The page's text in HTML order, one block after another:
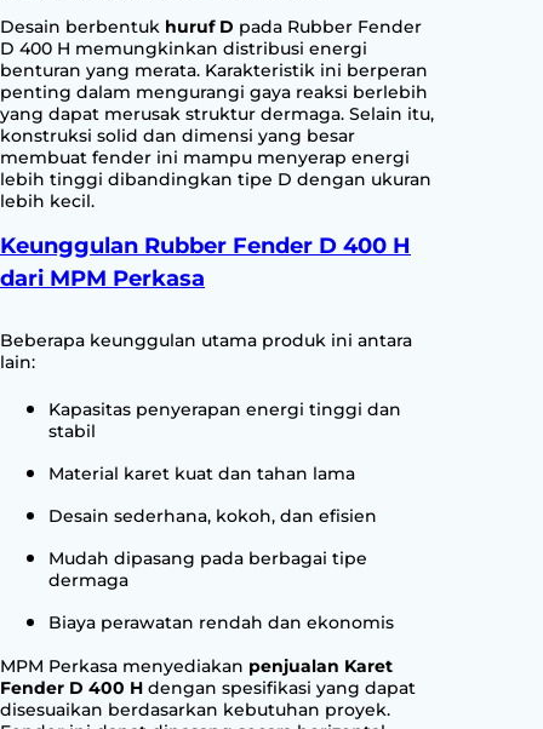
Desain berbentuk huruf D pada Rubber Fender
D 400 H memungkinkan distribusi energi
benturan yang merata. Karakteristik ini berperan
penting dalam mengurangi gaya reaksi berlebih
yang dapat merusak struktur dermaga. Selain itu,
konstruksi solid dan dimensi yang besar
membuat fender ini mampu menyerap energi
lebih tinggi dibandingkan tipe D dengan ukuran
lebih kecil.
Keunggulan Rubber Fender D 400 H
dari MPM Perkasa
Beberapa keunggulan utama produk ini antara
lain:
Kapasitas penyerapan energi tinggi dan
stabil
Material karet kuat dan tahan lama
Desain sederhana, kokoh, dan efisien
Mudah dipasang pada berbagai tipe
dermaga
Biaya perawatan rendah dan ekonomis
MPM Perkasa menyediakan penjualan Karet
Fender D 400 H dengan spesifikasi yang dapat
disesuaikan berdasarkan kebutuhan proyek.